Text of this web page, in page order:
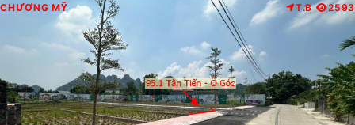
CHƯƠNG MỸ T.B 2593